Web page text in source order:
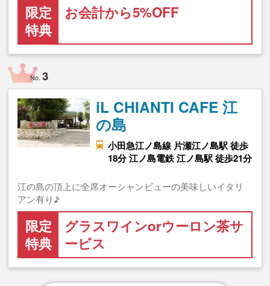
限定
特典
お会計から5%OFF
No.3
iL CHIANTI CAFE 江
の島
小田急江ノ島線 片瀬江ノ島駅 徒歩
18分 江ノ島電鉄 江ノ島駅 徒歩21分
江の島の頂上に全席オーシャンビューの美味しいイタリ
アン有り♪
限定
特典
グラスワインorウーロン茶サ
ービス